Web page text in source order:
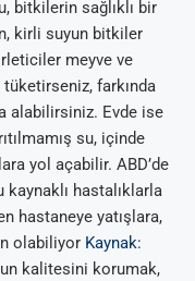
bitkilerin sağlıklı bir
kirli suyun bitkiler
meyve ve
farkında
alabilirsiniz. Evde ise
su, içinde
yol açabilir. ABD’de
hastalıklarla
hastaneye yatışlara,
olabiliyor Kaynak:
kalitesini korumak,